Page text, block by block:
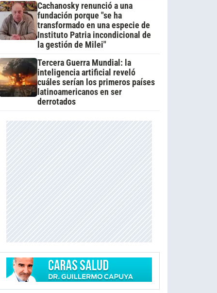
Cachanosky renunció a una
fundación porque "se ha
transformado en una especie de
Instituto Patria incondicional de
la gestión de Milei"
Tercera Guerra Mundial: la
inteligencia artificial reveló
cuáles serían los primeros países
latinoamericanos en ser
derrotados